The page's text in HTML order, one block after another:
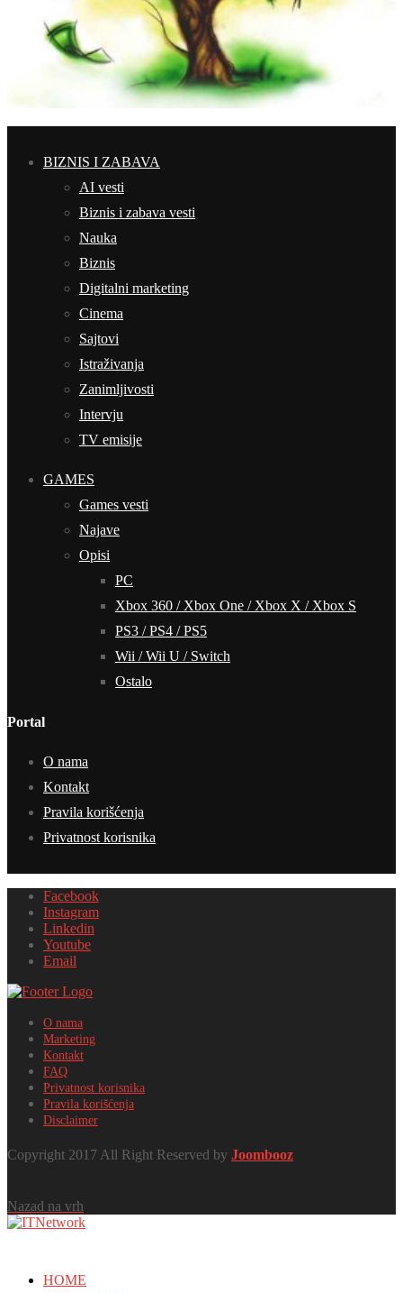
BIZNIS I ZABAVA
AI vesti
Biznis i zabava vesti
Nauka
Biznis
Digitalni marketing
Cinema
Sajtovi
Istraživanja
Zanimljivosti
Intervju
TV emisije
GAMES
Games vesti
Najave
Opisi
PC
Xbox 360 / Xbox One / Xbox X / Xbox S
PS3 / PS4 / PS5
Wii / Wii U / Switch
Ostalo
Portal
O nama
Kontakt
Pravila korišćenja
Privatnost korisnika
Facebook
Instagram
Linkedin
Youtube
Email
O nama
Marketing
Kontakt
FAQ
Privatnost korisnika
Pravila korišćenja
Disclaimer
Copyright 2017 All Right Reserved by Joombooz
Nazad na vrh
HOME